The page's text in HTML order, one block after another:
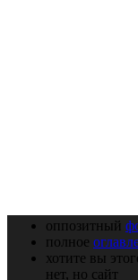
оппозитный
полное
хотите вы
нет, но сайт